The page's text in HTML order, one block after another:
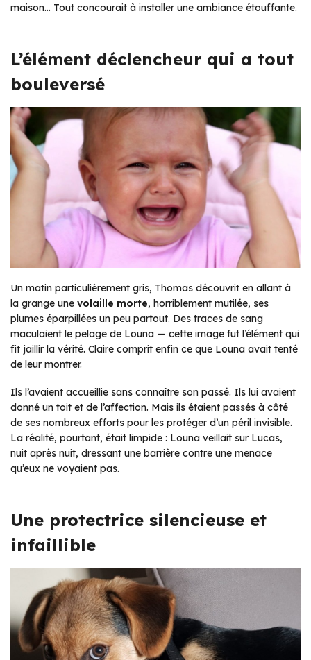
maison… Tout concourait à installer une ambiance étouffante.
L’élément déclencheur qui a tout
bouleversé
Un matin particulièrement gris, Thomas découvrit en allant à
la grange une volaille morte, horriblement mutilée, ses
plumes éparpillées un peu partout. Des traces de sang
maculaient le pelage de Louna — cette image fut l’élément qui
fit jaillir la vérité. Claire comprit enfin ce que Louna avait tenté
de leur montrer.
Ils l’avaient accueillie sans connaître son passé. Ils lui avaient
donné un toit et de l’affection. Mais ils étaient passés à côté
de ses nombreux efforts pour les protéger d’un péril invisible.
La réalité, pourtant, était limpide : Louna veillait sur Lucas,
nuit après nuit, dressant une barrière contre une menace
qu’eux ne voyaient pas.
Une protectrice silencieuse et
infaillible